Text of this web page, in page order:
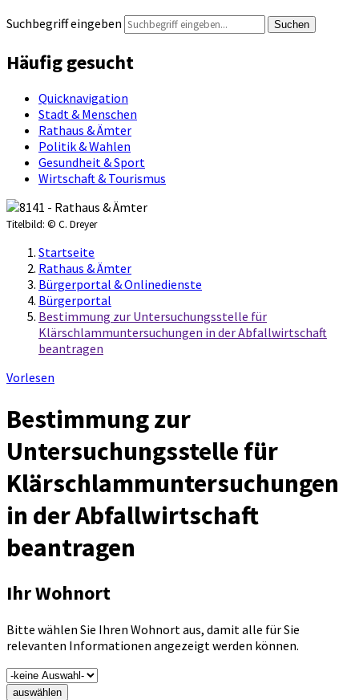
Suchbegriff eingeben Suchen
Häufig gesucht
Quicknavigation
Stadt & Menschen
Rathaus & Ämter
Politik & Wahlen
Gesundheit & Sport
Wirtschaft & Tourismus
Titelbild: © C. Dreyer
Startseite
Rathaus & Ämter
Bürgerportal & Onlinedienste
Bürgerportal
Bestimmung zur Untersuchungsstelle für
Klärschlammuntersuchungen in der Abfallwirtschaft
beantragen
Vorlesen
Bestimmung zur
Untersuchungsstelle für
Klärschlammuntersuchungen
in der Abfallwirtschaft
beantragen
Ihr Wohnort
Bitte wählen Sie Ihren Wohnort aus, damit alle für Sie
relevanten Informationen angezeigt werden können.
auswählen